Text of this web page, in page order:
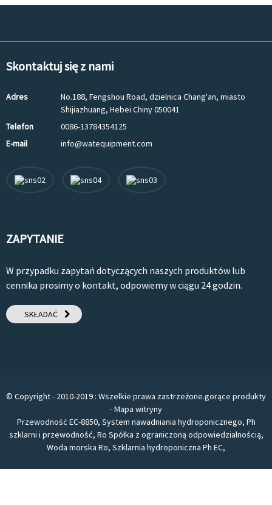
Skontaktuj się z nami
Adres
No.188, Fengshou Road, dzielnica Chang'an, miasto
Shijiazhuang, Hebei Chiny 050041
Telefon
0086-13784354125
E-mail
info@watequipment.com
ZAPYTANIE
W przypadku zapytań dotyczących naszych produktów lub
cennika prosimy o kontakt, odpowiemy w ciągu 24 godzin.
SKŁADAĆ
© Copyright - 2010-2019 : Wszelkie prawa zastrzeżone.gorące produkty
-Mapa witryny
Przewodność EC-8850, System nawadniania hydroponicznego, Ph
szklarni i przewodność, Ro Spółka z ograniczoną odpowiedzialnością,
Woda morska Ro, Szklarnia hydroponiczna Ph EC,